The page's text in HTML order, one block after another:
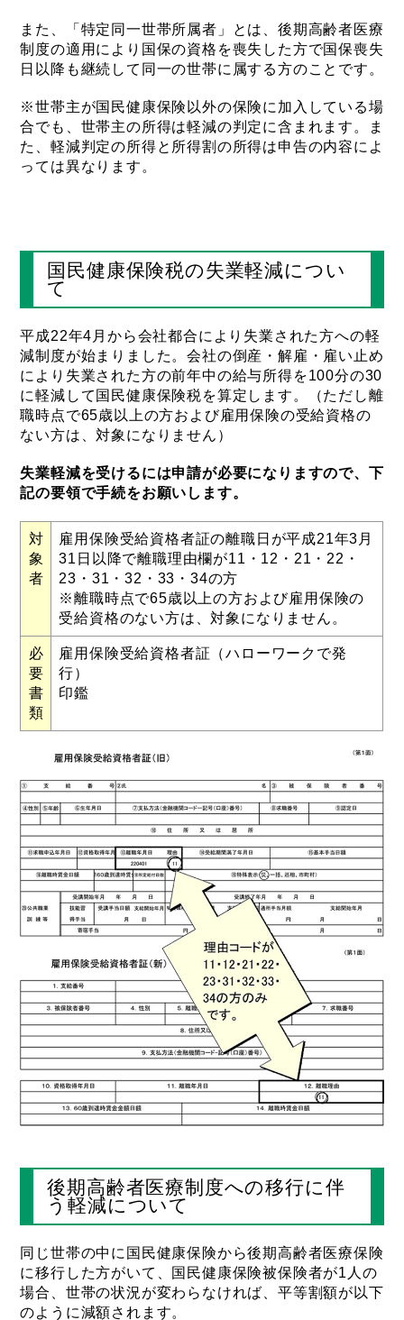
また、「特定同一世帯所属者」とは、後期高齢者医療
制度の適用により国保の資格を喪失した方で国保喪失
日以降も継続して同一の世帯に属する方のことです。
※世帯主が国民健康保険以外の保険に加入している場
合でも、世帯主の所得は軽減の判定に含まれます。ま
た、軽減判定の所得と所得割の所得は申告の内容によ
っては異なります。
国民健康保険税の失業軽減につい
て
平成22年4月から会社都合により失業された方への軽
減制度が始まりました。会社の倒産・解雇・雇い止め
により失業された方の前年中の給与所得を100分の30
に軽減して国民健康保険税を算定します。（ただし離
職時点で65歳以上の方および雇用保険の受給資格の
ない方は、対象になりません）
失業軽減を受けるには申請が必要になりますので、下
記の要領で手続をお願いします。
対
象
者
雇用保険受給資格者証の離職日が平成21年3月
31日以降で離職理由欄が11・12・21・22・
23・31・32・33・34の方
※離職時点で65歳以上の方および雇用保険の
受給資格のない方は、対象になりません。
必
要
書
類
雇用保険受給資格者証（ハローワークで発
行）
印鑑
後期高齢者医療制度への移行に伴
う軽減について
同じ世帯の中に国民健康保険から後期高齢者医療保険
に移行した方がいて、国民健康保険被保険者が1人の
場合、世帯の状況が変わらなければ、平等割額が以下
のように減額されます。